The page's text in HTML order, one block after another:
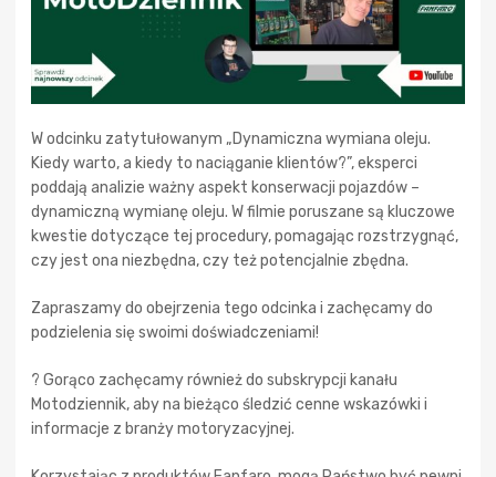
W odcinku zatytułowanym „Dynamiczna wymiana oleju.
Kiedy warto, a kiedy to naciąganie klientów?”, eksperci
poddają analizie ważny aspekt konserwacji pojazdów –
dynamiczną wymianę oleju. W filmie poruszane są kluczowe
kwestie dotyczące tej procedury, pomagając rozstrzygnąć,
czy jest ona niezbędna, czy też potencjalnie zbędna.
Zapraszamy do obejrzenia tego odcinka i zachęcamy do
podzielenia się swoimi doświadczeniami!
? Gorąco zachęcamy również do subskrypcji kanału
Motodziennik, aby na bieżąco śledzić cenne wskazówki i
informacje z branży motoryzacyjnej.